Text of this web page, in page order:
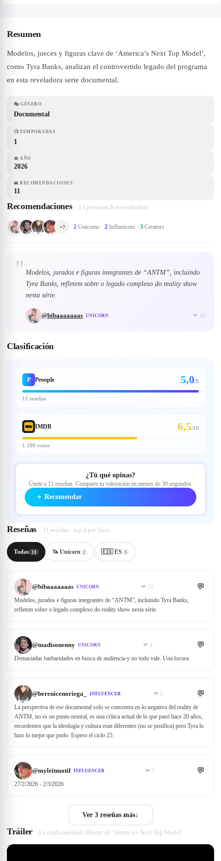
Resumen
Modelos, jueces y figuras clave de ‘America’s Next Top Model’,
como Tyra Banks, analizan el controvertido legado del programa
en esta reveladora serie documental.
🎭 GÉNERO
Documental
📺 TEMPORADAS
1
📅 AÑO
2026
👥 RECOMENDACIONES
11
Recomendaciones 11 personas la recomiendan
+7 · 2 Unicorns · 2 Influencers · 3 Creators
" Modelos, jurados e figuras integrantes de “ANTM”, incluindo
Tyra Banks, refletem sobre o legado complexo do reality show
nesta série.
@bibaaaaaaas UNICORN ❤ 16
Clasificación
P Peoople 5,0/5
11 reseñas
IMDB 6,5/10
1.180 votos
¿Tú qué opinas?
Únete a 11 reseñas. Comparte tu valoración en menos de 30 segundos.
＋ Recomendar
Reseñas 11 reseñas · top 4 por likes
Todas 11 🦄 Unicorn 2 🇪🇸 ES 3
@bibaaaaaaas UNICORN ❤ 16 💬
Modelos, jurados e figuras integrantes de “ANTM”, incluindo Tyra Banks,
refletem sobre o legado complexo do reality show nesta série.
@madisonenny UNICORN ❤ 4 💬
Demasiadas barbaridades en busca de audiencia y no todo vale. Una locura.
@berenicenoriega_ INFLUENCER ❤ 3 💬
La perspectiva de ese documental solo se concentra en lo negativo del reality de
ANTM, no es un punto neutral, es una crítica actual de lo que pasó hace 20 años,
recordemos que la ideología y cultura eran diferentes (no se justifica) pero Tyra lo
hizo lo mejor que pudo. Espero el ciclo 25.
@myleitmotif INFLUENCER ❤ 1 💬
27/2/2026 - 2/3/2026
Ver 3 reseñas más↓
Tráiler La cruda realidad: Dentro de ‘America's Next Top Model’